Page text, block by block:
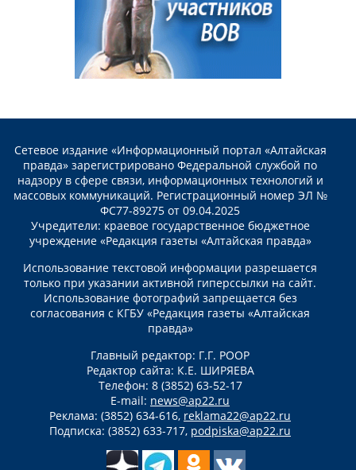
Сетевое издание «Информационный портал «Алтайская
правда» зарегистрировано Федеральной службой по
надзору в сфере связи, информационных технологий и
массовых коммуникаций. Регистрационный номер ЭЛ №
ФС77-89275 от 09.04.2025
Учредители: краевое государственное бюджетное
учреждение «Редакция газеты «Алтайская правда»
Использование текстовой информации разрешается
только при указании активной гиперссылки на сайт.
Использование фотографий запрещается без
согласования с КГБУ «Редакция газеты «Алтайская
правда»
Главный редактор: Г.Г. РООР
Редактор сайта: К.Е. ШИРЯЕВА
Телефон: 8 (3852) 63-52-17
E-mail: news@ap22.ru
Реклама: (3852) 634-616, reklama22@ap22.ru
Подписка: (3852) 633-717, podpiska@ap22.ru